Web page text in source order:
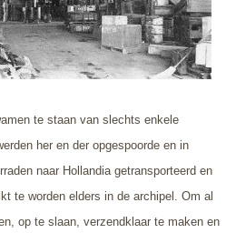
te staan van slechts enkele
her en der opgespoorde en in
naar Hollandia getransporteerd en
te worden elders in de archipel. Om al
op te slaan, verzendklaar te maken en